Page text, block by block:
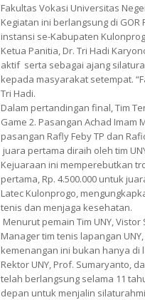
Fakultas Vokasi Universitas
Kegiatan ini berlangsung di
instansi se-Kabupaten
Ketua Panitia, Dr. Tri Hadi
aktif serta sebagai ajang
kepada masyarakat setempat.
Tri Hadi.
Dalam pertandingan final, Tim
Game 2. Pasangan Achad
pasangan Rafly Feby TP dan
juara pertama diraih oleh tim
Kejuaraan ini memperebutkan
pertama, Rp. 4.500.000 untuk
Latec Kulonprogo,
tenis dan menjaga kesehatan.
Menurut pemain Tim UNY,
Manager tim tenis lapangan
kemenangan ini bukan hanya di
Rektor UNY, Prof. Sumaryanto,
telah berlangsung selama 11
depan untuk menjalin